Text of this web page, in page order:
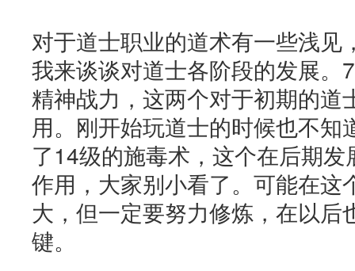
对于道士职业的道术有一些浅见
我来谈谈对道士各阶段的发展。
精神战力，这两个对于初期的道
用。刚开始玩道士的时候也不知
了14级的施毒术，这个在后期
作用，大家别小看了。可能在这
大，但一定要努力修炼，在以后
键。